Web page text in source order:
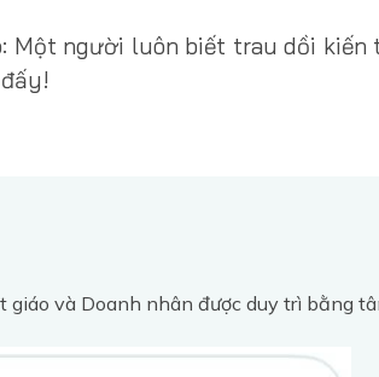
Một người luôn biết trau dồi
giáo và Doanh nhân được duy trì bằng